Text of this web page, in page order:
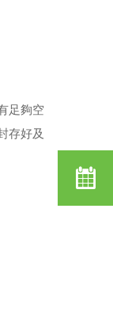
足夠空
存好及